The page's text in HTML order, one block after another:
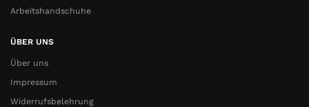
Arbeitshandschuhe
ÜBER UNS
Über uns
Impressum
Widerrufsbelehrung